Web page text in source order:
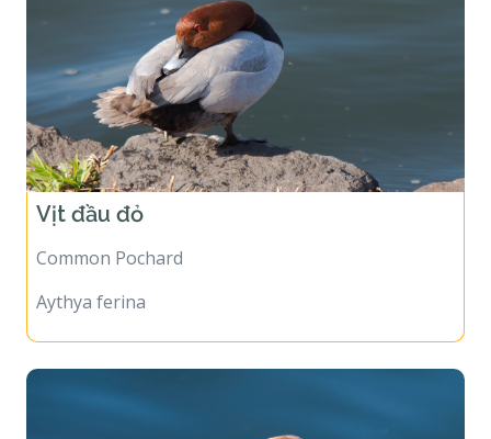
Vịt đầu đỏ
Common Pochard
Aythya ferina